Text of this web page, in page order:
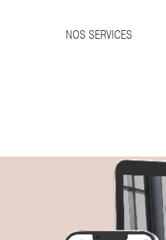
NOS SERVICES